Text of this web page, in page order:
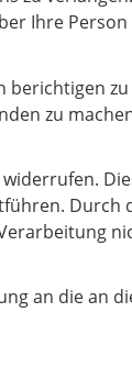
Ihre Person
berichtigen zu
zu
widerrufen.
Durch
an die an